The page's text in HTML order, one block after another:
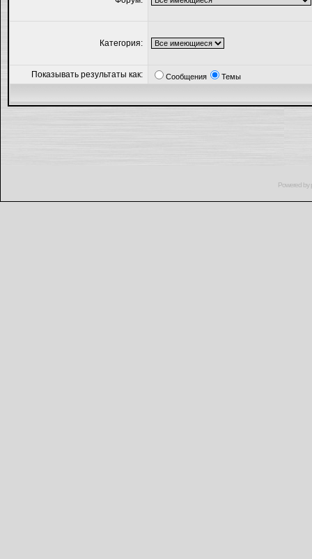
Категория:
Показывать результаты как: Сообщения Темы
Powered by